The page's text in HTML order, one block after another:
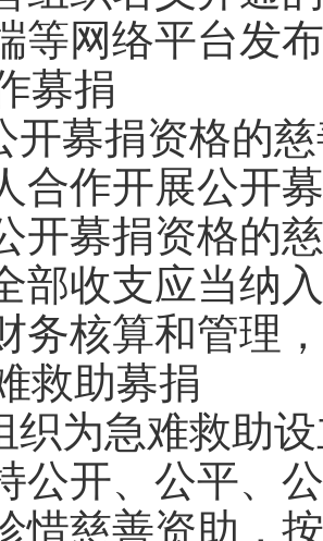
等网络平台发
募捐
开募捐资格的
合作开展公开
开募捐资格的
部收支应当纳
务核算和管理
救助募捐
织为急难救助
公开、公平、
惜慈善资助，